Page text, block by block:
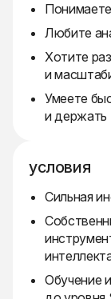
Любите
Хотите
и
Умеете
и держать
условия
Сильная
Обучение